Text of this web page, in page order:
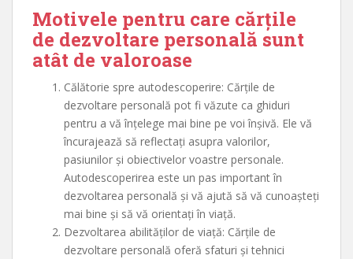
Motivele pentru care cărțile
de dezvoltare personală sunt
atât de valoroase
Călătorie spre autodescoperire: Cărțile de
dezvoltare personală pot fi văzute ca ghiduri
pentru a vă înțelege mai bine pe voi înșivă. Ele vă
încurajează să reflectați asupra valorilor,
pasiunilor și obiectivelor voastre personale.
Autodescoperirea este un pas important în
dezvoltarea personală și vă ajută să vă cunoașteți
mai bine și să vă orientați în viață.
Dezvoltarea abilităților de viață: Cărțile de
dezvoltare personală oferă sfaturi și tehnici